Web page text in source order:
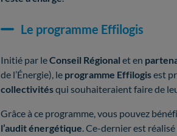
Le programme Effilogis
Initié par leConseil Régional et en
de l’Énergie), le programme Effilogisest
collectivitésqui souhaiteraient faire de
Grâce à ce programme, vous pouvez
l’audit énergétique . Ce-dernier est